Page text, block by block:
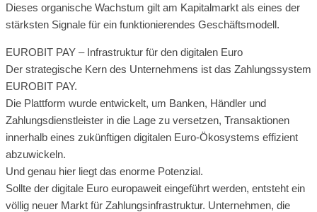
Dieses organische Wachstum gilt am Kapitalmarkt als eines der
stärksten Signale für ein funktionierendes Geschäftsmodell.
EUROBIT PAY – Infrastruktur für den digitalen Euro
Der strategische Kern des Unternehmens ist das Zahlungssystem
EUROBIT PAY.
Die Plattform wurde entwickelt, um Banken, Händler und
Zahlungsdienstleister in die Lage zu versetzen, Transaktionen
innerhalb eines zukünftigen digitalen Euro-Ökosystems effizient
abzuwickeln.
Und genau hier liegt das enorme Potenzial.
Sollte der digitale Euro europaweit eingeführt werden, entsteht ein
völlig neuer Markt für Zahlungsinfrastruktur. Unternehmen, die